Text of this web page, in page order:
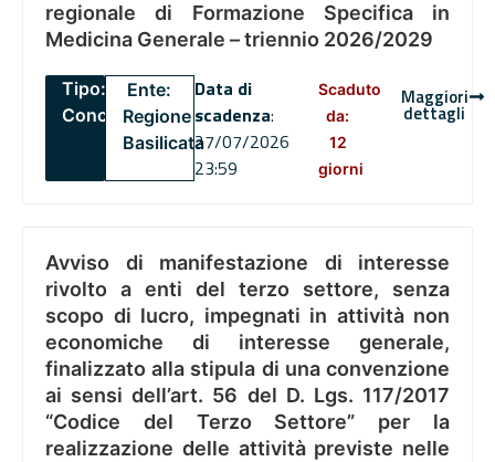
regionale di Formazione Specifica in
Medicina Generale – triennio 2026/2029
Tipo:
Concorsi
Ente:
Regione
Basilicata
Data di
scadenza:
27/07/2026
23:59
Scaduto
da:
12
giorni
Maggiori
dettagli
Avviso di manifestazione di interesse
rivolto a enti del terzo settore, senza
scopo di lucro, impegnati in attività non
economiche di interesse generale,
finalizzato alla stipula di una convenzione
ai sensi dell’art. 56 del D. Lgs. 117/2017
“Codice del Terzo Settore” per la
realizzazione delle attività previste nelle